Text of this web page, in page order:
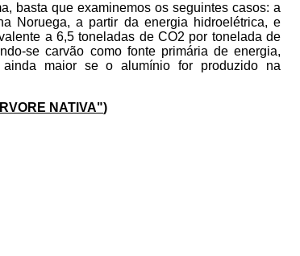
basta que examinemos os seguintes casos: a
Noruega, a partir da energia hidroelétrica, e
a 6,5 toneladas de CO2 por tonelada de
se carvão como fonte primária de energia,
maior se o alumínio for produzido na
E NATIVA")